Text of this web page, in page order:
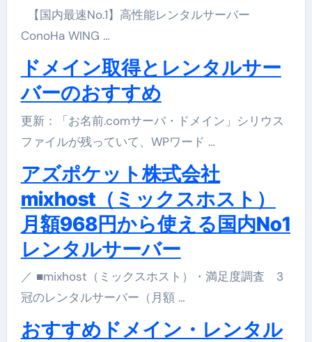
【国内最速No.1】高性能レンタルサーバー
ConoHa WING …
ドメイン取得とレンタルサー
バーのおすすめ
更新：「お名前.comサーバ・ドメイン」シリウス
ファイルが残っていて、WPワード …
アズポケット株式会社
mixhost（ミックスホスト）
月額968円から使える国内No1
レンタルサーバー
／ ■mixhost（ミックスホスト）・満足度調査 3
冠のレンタルサーバー（月額 …
おすすめドメイン・レンタル